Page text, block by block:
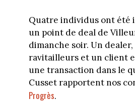
Quatre individus ont été
un point de deal de
dimanche soir. Un
ravitailleurs et un client
une transaction dans le
Cusset rapportent nos
Progrès.